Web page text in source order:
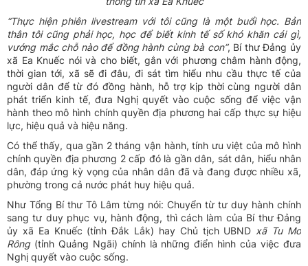
“Thực hiện phiên livestream với tôi cũng là một buổi học. Bản
thân tôi cũng phải học, học để biết kinh tế số khó khăn cái gì,
vướng mắc chỗ nào để đồng hành cùng bà con”, Bí thư Đảng ủy
xã Ea Knuếc nói và cho biết, gắn với phương châm hành động,
thời gian tới, xã sẽ đi đâu, đi sát tìm hiểu nhu cầu thực tế của
người dân để từ đó đồng hành, hỗ trợ kịp thời cùng người dân
phát triển kinh tế, đưa Nghị quyết vào cuộc sống để việc vận
hành theo mô hình chính quyền địa phương hai cấp thực sự hiệu
lực, hiệu quả và hiệu năng.
Có thể thấy, qua gần 2 tháng vận hành, tính ưu việt của mô hình
chính quyền địa phương 2 cấp đó là gần dân, sát dân, hiểu nhân
dân, đáp ứng kỳ vọng của nhân dân đã và đang được nhiều xã,
phường trong cả nước phát huy hiệu quả.
Như Tổng Bí thư Tô Lâm từng nói: Chuyển từ tư duy hành chính
sang tư duy phục vụ, hành động, thì cách làm của Bí thư Đảng
ủy xã Ea Knuếc (tỉnh Đắk Lắk) hay Chủ tịch UBND xã Tu Mơ
Rông(tỉnh Quảng Ngãi) chính là những điển hình của việc đưa
Nghị quyết vào cuộc sống.